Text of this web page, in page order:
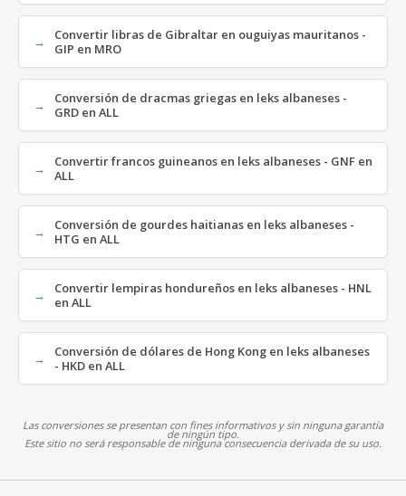
Convertir libras de Gibraltar en ouguiyas mauritanos -
GIP en MRO
Conversión de dracmas griegas en leks albaneses -
GRD en ALL
Convertir francos guineanos en leks albaneses - GNF en
ALL
Conversión de gourdes haitianas en leks albaneses -
HTG en ALL
Convertir lempiras hondureños en leks albaneses - HNL
en ALL
Conversión de dólares de Hong Kong en leks albaneses
- HKD en ALL
Las conversiones se presentan con fines informativos y sin ninguna garantía
de ningún tipo.
Este sitio no será responsable de ninguna consecuencia derivada de su uso.